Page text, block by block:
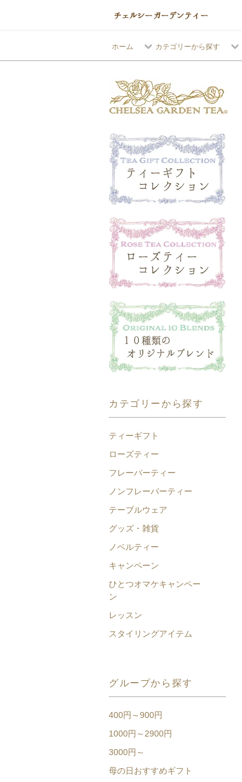
ホーム カテゴリーから探す
カテゴリーから探す
ティーギフト
ローズティー
フレーバーティー
ノンフレーバーティー
テーブルウェア
グッズ・雑貨
ノベルティー
キャンペーン
ひとつオマケキャンペー
ン
レッスン
スタイリングアイテム
グループから探す
400円～900円
1000円～2900円
3000円～
母の日おすすめギフト